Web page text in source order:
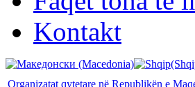
Kontakt
Organizatat qytetare në Republikën e